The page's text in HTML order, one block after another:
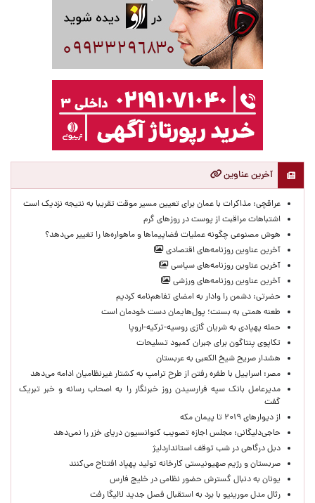
آخرین عناوین
عراقچی: مذاکرات با عمان برای تعیین مسیر موقت تقریبا به نتیجه نزدیک است
اشتباهات مراقبت از پوست در روزهای گرم
هوش مصنوعی چگونه عملیات فضاپیماها و ماهواره‌ها را تغییر می‌دهد؟
آخرین عناوین روزنامه‌های اقتصادی
آخرین عناوین روزنامه‌های سیاسی
آخرین عناوین روزنامه‌های ورزشی
حضرتی: دشمن را وادار به امضای تفاهم‌نامه کردیم
طعنه همتی به بسنت؛ پول‌هایمان دست خودمان است
حمله پهپادی به شریان گازی روسیه-ترکیه-اروپا
تکاپوی پنتاگون برای جبران کمبود تسلیحات
هشدار صریح شیخ الکعبی به عربستان
مصر: اسراییل با طفره رفتن از طرح ترامپ به کشتار غیرنظامیان ادامه می‌دهد
مدیرعامل بانک سپه فرارسیدن روز خبرنگار را به اصحاب رسانه و خبر تبریک
گفت
از دیوارهای ۲۰۱۹ تا پیمان مکه
حاجی‌دلیگانی: مجلس اجازه تصویب کنوانسیون دریای خزر را نمی‌دهد
دبل درگاهی در شب توقف استانداردلیژ
صربستان و رژیم صهیونیستی کارخانه تولید پهپاد افتتاح می‌کنند
یونان به دنبال گسترش حضور نظامی در خلیج فارس
رئال مدل مورینیو با برد به استقبال فصل جدید لالیگا رفت